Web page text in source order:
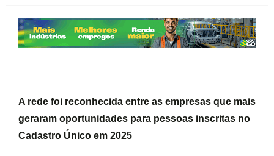
A rede foi reconhecida entre as empresas que mais
geraram oportunidades para pessoas inscritas no
Cadastro Único em 2025